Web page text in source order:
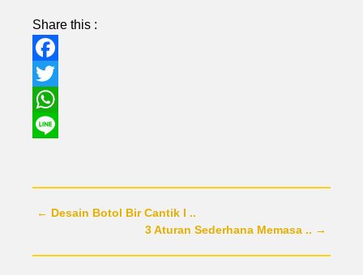
Share this :
Facebook
Twitter
WhatsApp
← Desain Botol Bir Cantik I ..
3 Aturan Sederhana Memasa .. →